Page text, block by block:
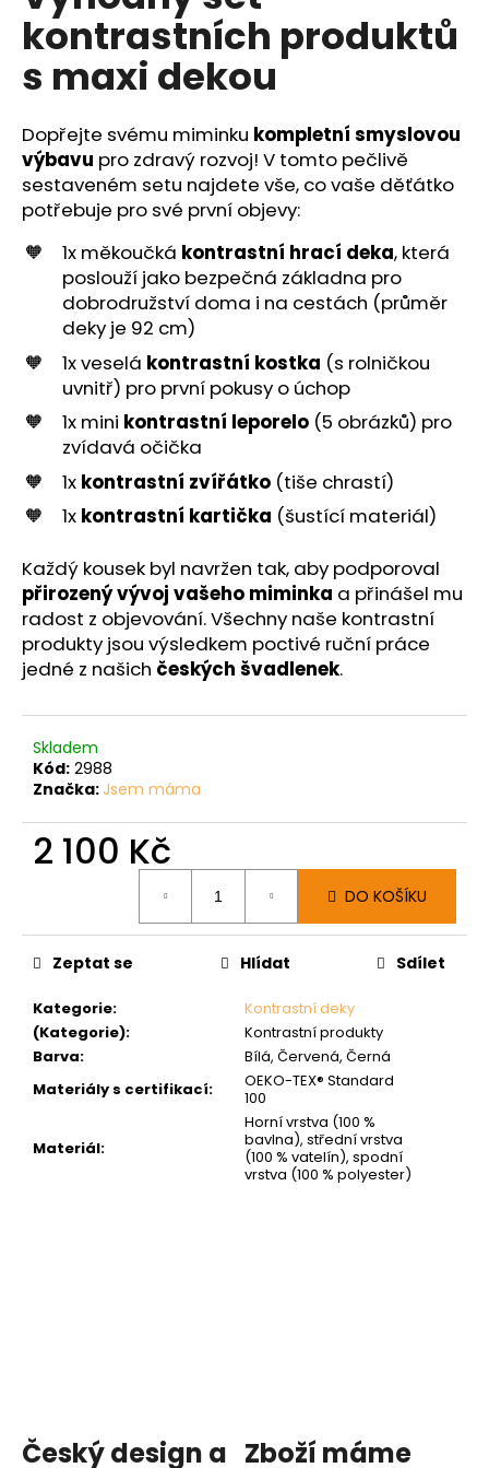
0,0
5
hvězdiček.
kontrastních produktů
s maxi dekou
Dopřejte svému miminku kompletní smyslovou
výbavu pro zdravý rozvoj! V tomto pečlivě
sestaveném setu najdete vše, co vaše děťátko
potřebuje pro své první objevy:
1x měkoučká kontrastní hrací deka, která
poslouží jako bezpečná základna pro
dobrodružství doma i na cestách (průměr
deky je 92 cm)
1x veselá kontrastní kostka (s rolničkou
uvnitř) pro první pokusy o úchop
1x mini kontrastní leporelo(5 obrázků) pro
zvídavá očička
1x kontrastní zvířátko(tiše chrastí)
1x kontrastní kartička (šustící materiál)
Každý kousek byl navržen tak, aby podporoval
přirozený vývoj vašeho miminka a přinášel mu
radost z objevování. Všechny naše kontrastní
produkty jsou výsledkem poctivé ruční práce
jedné z našich českých švadlenek.
Skladem
Kód: 2988
Značka: Jsem máma
2 100 Kč
DO KOŠÍKU
Kategorie:
Kontrastní deky
(Kategorie):
Kontrastní produkty
Barva:
Bílá, Červená, Černá
Materiály s certifikací:
OEKO-TEX® Standard
100
Materiál:
Horní vrstva (100 %
bavlna), střední vrstva
(100 % vatelín), spodní
vrstva (100 % polyester)
Zeptat se Hlídat Sdílet
Český design a Zboží máme
u
j
e
m
e